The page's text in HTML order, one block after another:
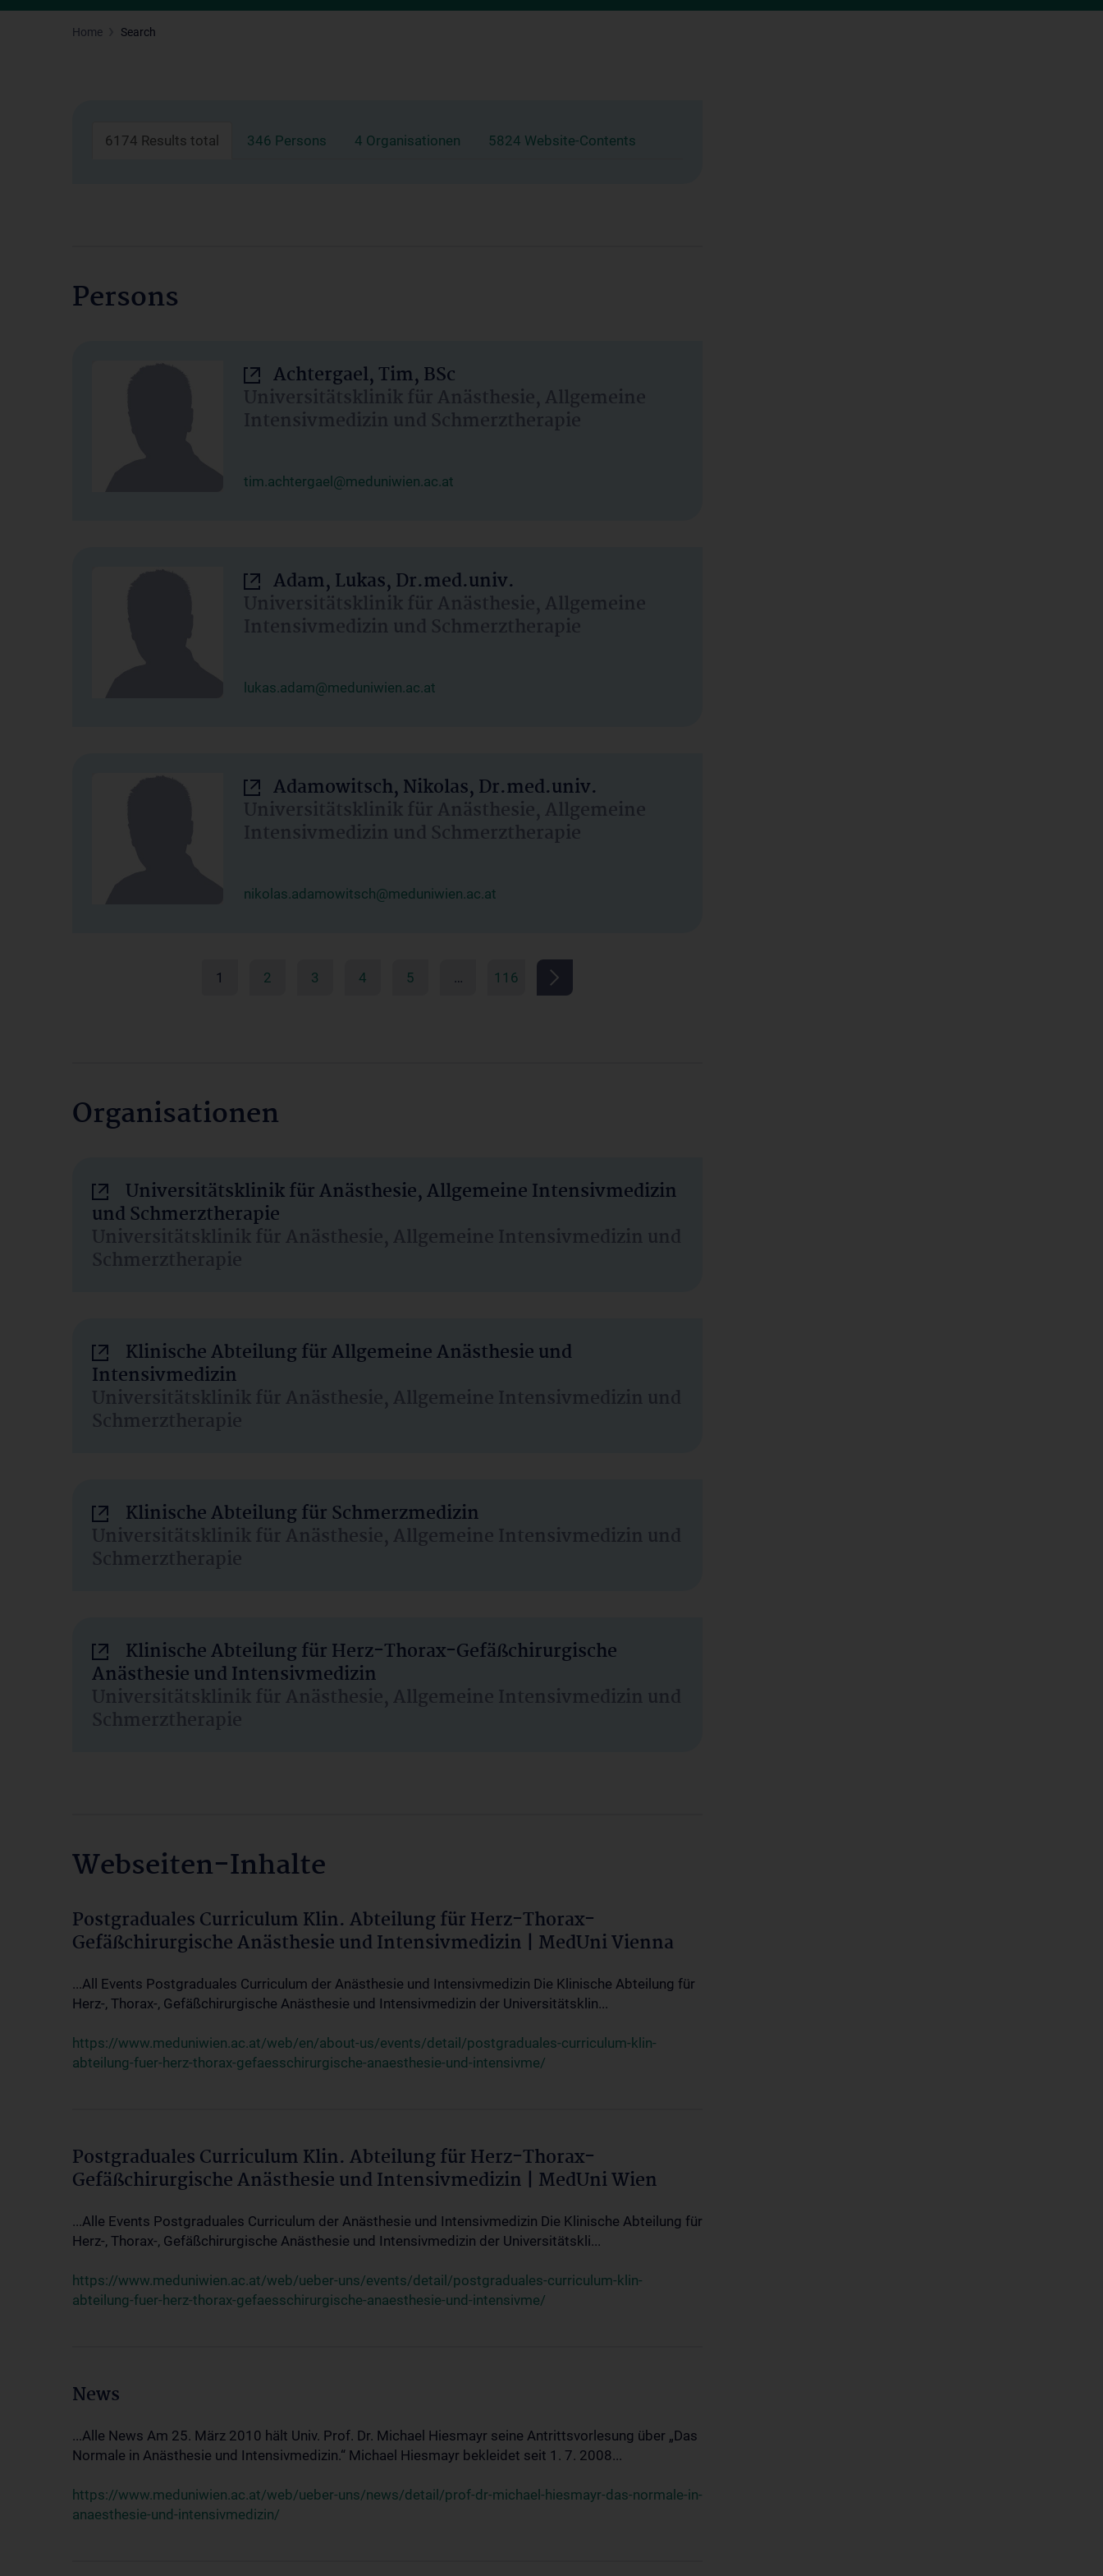
Home Search
6174 Results total 346 Persons 4 Organisationen 5824 Website-Contents
Persons
Achtergael, Tim, BSc
Universitätsklinik für Anästhesie, Allgemeine
Intensivmedizin und Schmerztherapie
tim.achtergael@meduniwien.ac.at
Adam, Lukas, Dr.med.univ.
Universitätsklinik für Anästhesie, Allgemeine
Intensivmedizin und Schmerztherapie
lukas.adam@meduniwien.ac.at
Adamowitsch, Nikolas, Dr.med.univ.
Universitätsklinik für Anästhesie, Allgemeine
Intensivmedizin und Schmerztherapie
nikolas.adamowitsch@meduniwien.ac.at
1 2 3 4 5 … 116
Organisationen
Universitätsklinik für Anästhesie, Allgemeine Intensivmedizin
und Schmerztherapie
Universitätsklinik für Anästhesie, Allgemeine Intensivmedizin und
Schmerztherapie
Klinische Abteilung für Allgemeine Anästhesie und
Intensivmedizin
Universitätsklinik für Anästhesie, Allgemeine Intensivmedizin und
Schmerztherapie
Klinische Abteilung für Schmerzmedizin
Universitätsklinik für Anästhesie, Allgemeine Intensivmedizin und
Schmerztherapie
Klinische Abteilung für Herz-Thorax-Gefäßchirurgische
Anästhesie und Intensivmedizin
Universitätsklinik für Anästhesie, Allgemeine Intensivmedizin und
Schmerztherapie
Webseiten-Inhalte
Postgraduales Curriculum Klin. Abteilung für Herz-Thorax-
Gefäßchirurgische Anästhesie und Intensivmedizin | MedUni Vienna
...All Events Postgraduales Curriculum der Anästhesie und Intensivmedizin Die Klinische Abteilung für
Herz-, Thorax-, Gefäßchirurgische Anästhesie und Intensivmedizin der Universitätsklin...
https://www.meduniwien.ac.at/web/en/about-us/events/detail/postgraduales-curriculum-klin-
abteilung-fuer-herz-thorax-gefaesschirurgische-anaesthesie-und-intensivme/
Postgraduales Curriculum Klin. Abteilung für Herz-Thorax-
Gefäßchirurgische Anästhesie und Intensivmedizin | MedUni Wien
...Alle Events Postgraduales Curriculum der Anästhesie und Intensivmedizin Die Klinische Abteilung für
Herz-, Thorax-, Gefäßchirurgische Anästhesie und Intensivmedizin der Universitätskli...
https://www.meduniwien.ac.at/web/ueber-uns/events/detail/postgraduales-curriculum-klin-
abteilung-fuer-herz-thorax-gefaesschirurgische-anaesthesie-und-intensivme/
News
...Alle News Am 25. März 2010 hält Univ. Prof. Dr. Michael Hiesmayr seine Antrittsvorlesung über „Das
Normale in Anästhesie und Intensivmedizin.“ Michael Hiesmayr bekleidet seit 1. 7. 2008...
https://www.meduniwien.ac.at/web/ueber-uns/news/detail/prof-dr-michael-hiesmayr-das-normale-in-
anaesthesie-und-intensivmedizin/